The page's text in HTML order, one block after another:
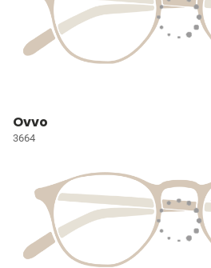
Ovvo
3664